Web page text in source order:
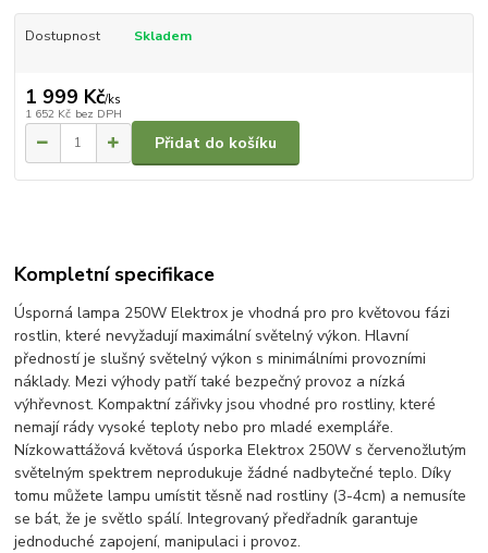
Dostupnost Skladem
1 999 Kč/ks
1 652 Kč bez DPH
Přidat do košíku
Kompletní specifikace
Úsporná lampa 250W Elektrox je vhodná pro pro květovou fázi
rostlin, které nevyžadují maximální světelný výkon. Hlavní
předností je slušný světelný výkon s minimálními provozními
náklady. Mezi výhody patří také bezpečný provoz a nízká
výhřevnost. Kompaktní zářivky jsou vhodné pro rostliny, které
nemají rády vysoké teploty nebo pro mladé exempláře.
Nízkowattážová květová úsporka Elektrox 250W s červenožlutým
světelným spektrem neprodukuje žádné nadbytečné teplo. Díky
tomu můžete lampu umístit těsně nad rostliny (3-4cm) a nemusíte
se bát, že je světlo spálí. Integrovaný předřadník garantuje
jednoduché zapojení, manipulaci i provoz.